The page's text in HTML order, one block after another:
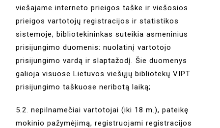
viešajame interneto prieigos taške ir viešosios
prieigos vartotojų registracijos ir statistikos
sistemoje, bibliotekininkas suteikia asmeninius
prisijungimo duomenis: nuolatinį vartotojo
prisijungimo vardą ir slaptažodį. Šie duomenys
galioja visuose Lietuvos viešųjų bibliotekų VIPT
prisijungimo taškuose neribotą laiką;
5.2. nepilnamečiai vartotojai (iki 18 m.), pateikę
mokinio pažymėjimą, registruojami registracijos